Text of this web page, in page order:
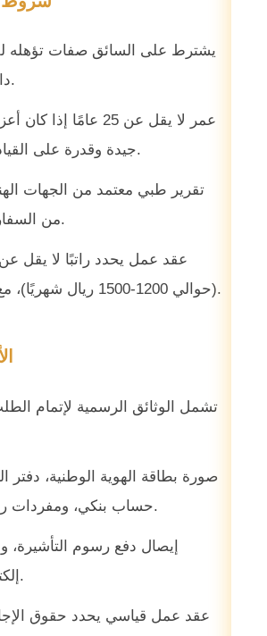
يشترط على السائق صفات تؤهله
داخل المملكة.
عمر لا يقل عن 25 عامًا
جيدة وقدرة على القيادة إذا متزوج.
​تقرير طبي معتمد من الجهات
من السفارة السعودية.
​عقد عمل يحدد راتبًا لا يقل عن
(حوالي 1200-1500 ريال شهريًا)، مع دفع منتظم.
تشمل الوثائق الرسمية لإتمام
صورة بطاقة الهوية الوطنية، دفتر
حساب بنكي، ومفردات راتب مختومة.
إيصال دفع رسوم
إلكتروني معتمد.
عقد عمل قياسي يحدد حقوق